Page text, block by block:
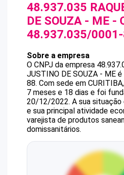
48.937.035
DE SOUZA - ME -
48.937.035/
Sobre a empresa
O CNPJ da empresa
JUSTINO DE SOUZA - ME é
88. Com sede em
7 meses e 18 dias e foi
20/12/2022. A sua
e sua principal atividade
varejista de produtos
domissanitários.